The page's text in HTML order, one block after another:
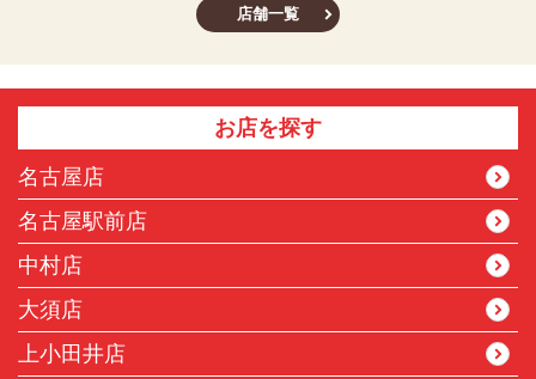
店舗一覧
お店を探す
名古屋店
名古屋駅前店
中村店
大須店
上小田井店